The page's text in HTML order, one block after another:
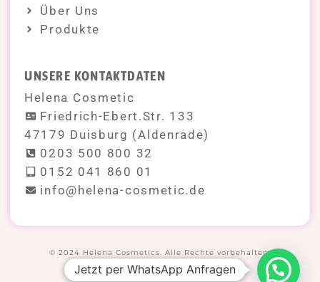
Über Uns
Produkte
UNSERE KONTAKTDATEN
Helena Cosmetic
Friedrich-Ebert.Str. 133
47179 Duisburg (Aldenrade)
0203 500 800 32
0152 041 860 01
info@helena-cosmetic.de
© 2024 Helena Cosmetics. Alle Rechte vorbehalten.
ImpressumDatenschutz
Jetzt per WhatsApp Anfragen